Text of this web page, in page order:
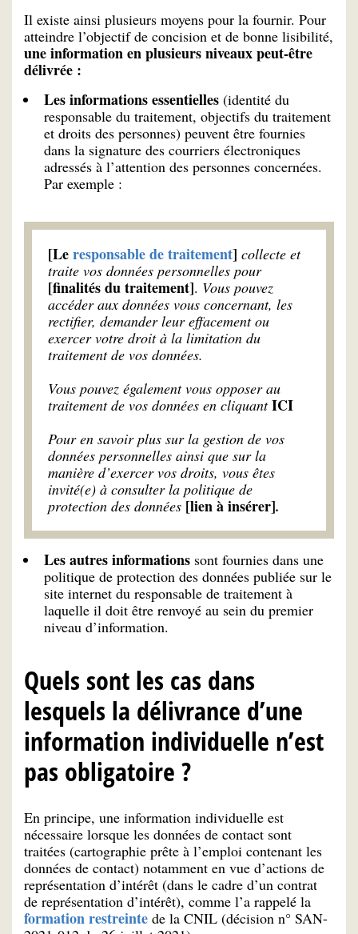
Il existe ainsi plusieurs moyens pour la fournir. Pour
atteindre l’objectif de concision et de bonne lisibilité,
une information en plusieurs niveaux peut-être
délivrée :
Les informations essentielles (identité du
responsable du traitement, objectifs du traitement
et droits des personnes) peuvent être fournies
dans la signature des courriers électroniques
adressés à l’attention des personnes concernées.
Par exemple :
[Leresponsable de traitement] collecte et
traite vos données personnelles pour
[finalités du traitement]. Vous pouvez
accéder aux données vous concernant, les
rectifier, demander leur effacement ou
exercer votre droit à la limitation du
traitement de vos données.
Vous pouvez également vous opposer au
traitement de vos données en cliquantICI
Pour en savoir plus sur la gestion de vos
données personnelles ainsi que sur la
manière d’exercer vos droits, vous êtes
invité(e) à consulter la politique de
protection des données [lien à insérer].
Les autres informations sont fournies dans une
politique de protection des données publiée sur le
site internet du responsable de traitement à
laquelle il doit être renvoyé au sein du premier
niveau d’information.
Quels sont les cas dans
lesquels la délivrance d’une
information individuelle n’est
pas obligatoire ?
En principe, une information individuelle est
nécessaire lorsque les données de contact sont
traitées (cartographie prête à l’emploi contenant les
données de contact) notamment en vue d’actions de
représentation d’intérêt (dans le cadre d’un contrat
de représentation d’intérêt), comme l’a rappelé la
formation restreinte de la CNIL (décision n° SAN-